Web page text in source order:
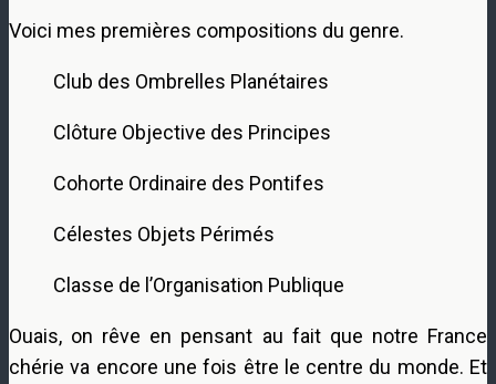
Voici mes premières compositions du genre.
Club des Ombrelles Planétaires
Clôture Objective des Principes
Cohorte Ordinaire des Pontifes
Célestes Objets Périmés
Classe de l’Organisation Publique
Ouais, on rêve en pensant au fait que notre France
chérie va encore une fois être le centre du monde. Et